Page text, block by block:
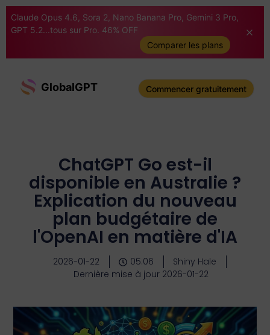
Claude Opus 4.6, Sora 2, Nano Banana Pro, Gemini 3 Pro,
GPT 5.2...tous sur Pro. 46% OFF
Comparer les plans
GlobalGPT Commencer gratuitement
ChatGPT Go est-il
disponible en Australie ?
Explication du nouveau
plan budgétaire de
l'OpenAI en matière d'IA
2026-01-22 05:06
Shiny Hale
Dernière mise à jour 2026-01-22